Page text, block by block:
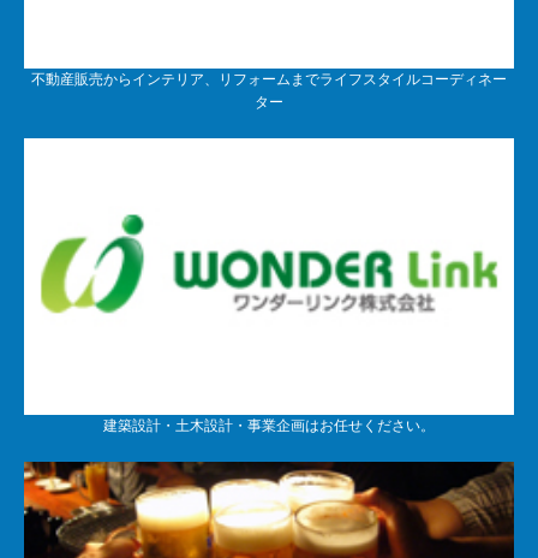
不動産販売からインテリア、リフォームまでライフスタイルコーディネー
ター
建築設計・土木設計・事業企画はお任せください。